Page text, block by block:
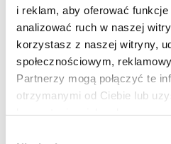
i reklam, aby oferować funkcje
analizować ruch w naszej
korzystasz z naszej witryny,
społecznościowym,
Partnerzy mogą połączyć te
otrzymanymi od Ciebie lub
CHRONOLOGIA
Reżyserski debiut Kristen Stewart,
stawiała pierwsze kroki m.in. u
sławę zyskała, wcielając się w